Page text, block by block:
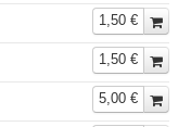
1,50 €
1,50 €
5,00 €